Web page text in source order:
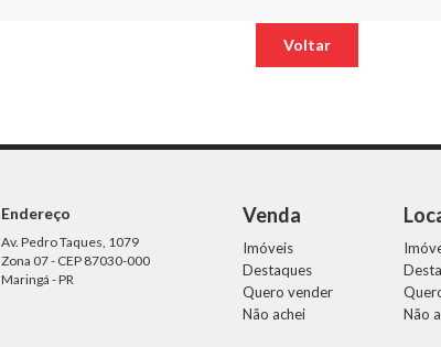
Voltar
Endereço
Av. Pedro Taques, 1079
Zona 07 - CEP 87030-000
Maringá - PR
Venda
Imóveis
Destaques
Quero vender
Não achei
Não